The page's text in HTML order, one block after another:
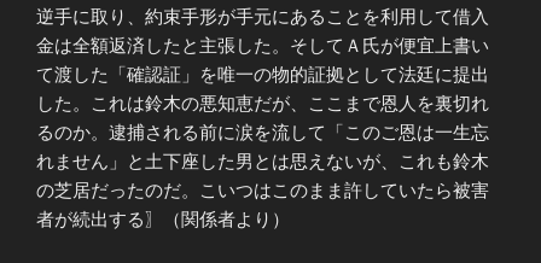
逆手に取り、約束手形が手元にあることを利用して借入
金は全額返済したと主張した。そしてＡ氏が便宜上書い
て渡した「確認証」を唯一の物的証拠として法廷に提出
した。これは鈴木の悪知恵だが、ここまで恩人を裏切れ
るのか。逮捕される前に涙を流して「このご恩は一生忘
れません」と土下座した男とは思えないが、これも鈴木
の芝居だったのだ。こいつはこのまま許していたら被害
者が続出する〗（関係者より）